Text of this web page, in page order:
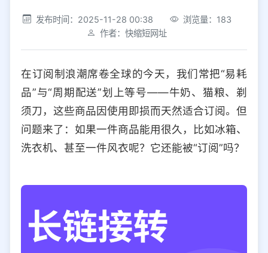
社交平台 电商平台
选择防红平台类型，避免链接被拦截
iOS Android PC 其他
选择允许访问的平台类型
发布时间：2025-11-28 00:38
浏览量：183
作者：快缩短网址
在订阅制浪潮席卷全球的今天，我们常把“易耗
品”与“周期配送”划上等号——牛奶、猫粮、剃
须刀，这些商品因使用即损而天然适合订阅。但
问题来了：如果一件商品能用很久，比如冰箱、
洗衣机、甚至一件风衣呢？它还能被“订阅”吗？